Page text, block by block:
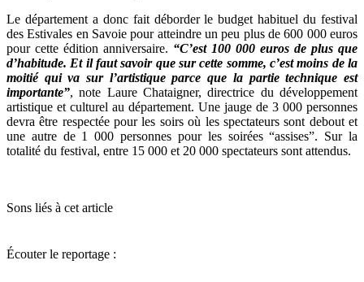
Le département a donc fait déborder le budget habituel du festival
des Estivales en Savoie pour atteindre un peu plus de 600 000 euros
pour cette édition anniversaire. “C’est 100 000 euros de plus que
d’habitude. Et il faut savoir que sur cette somme, c’est moins de la
moitié qui va sur l’artistique parce que la partie technique est
importante”, note Laure Chataigner, directrice du développement
artistique et culturel au département. Une jauge de 3 000 personnes
devra être respectée pour les soirs où les spectateurs sont debout et
une autre de 1 000 personnes pour les soirées “assises”. Sur la
totalité du festival, entre 15 000 et 20 000 spectateurs sont attendus.
Sons liés à cet article
Écouter le reportage :